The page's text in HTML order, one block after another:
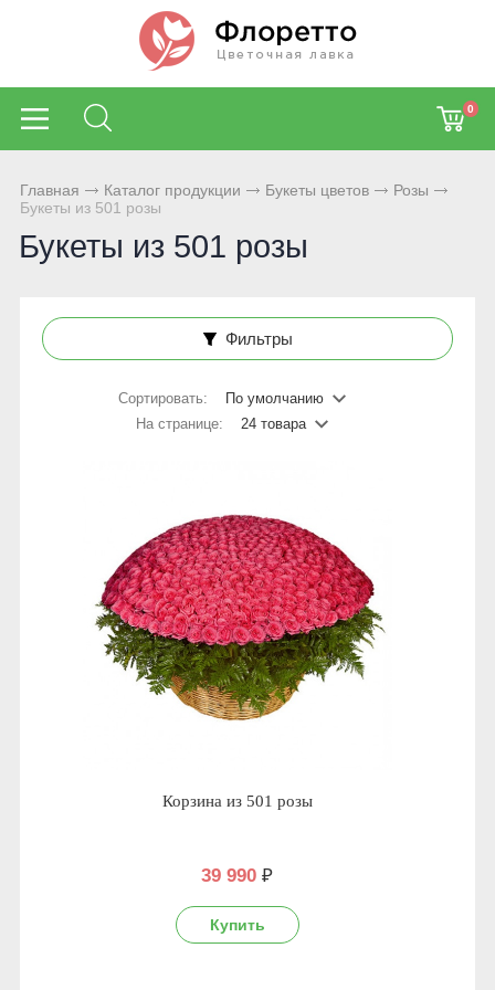
0
Главная Каталог продукции Букеты цветов
Розы
Букеты из 501 розы
Букеты из 501 розы
Фильтры
Сортировать:
По умолчанию
На странице:
24 товара
Корзина из 501 розы
39 990 ₽